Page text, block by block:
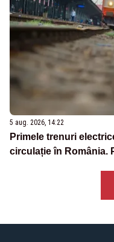
5 aug. 2026, 14:22
Primele trenuri
circulație în România.